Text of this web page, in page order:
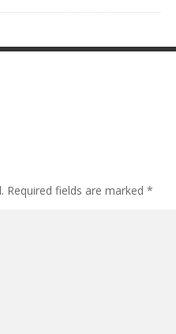
Required fields are marked *